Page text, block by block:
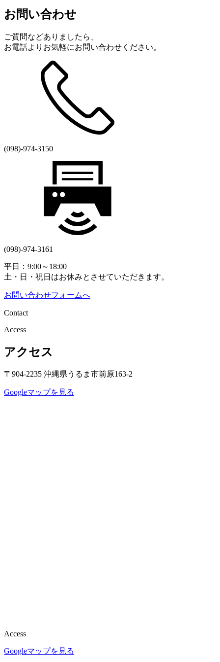
ゲ
ー
シ
ョ
お問い合わせ
ご質問などありましたら、
お電話よりお気軽にお問い合わせください。
(098)-974-3150
(098)-974-3161
平日：9:00～18:00
土・日・祝日はお休みとさせていただきます。
お問い合わせフォームへ
Contact
Access
アクセス
〒904-2235 沖縄県うるま市前原163-2
Googleマップを見る
Access
Googleマップを見る